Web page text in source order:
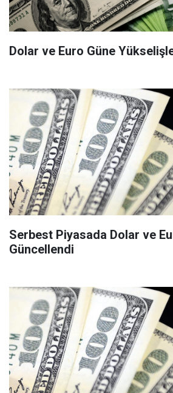
Dolar ve Euro Güne
Serbest Piyasada Dolar ve
Güncellendi